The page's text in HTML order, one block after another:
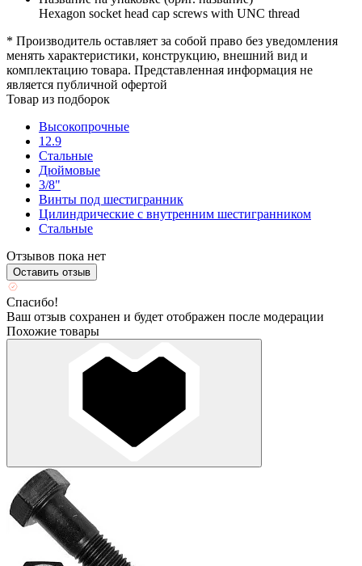
Hexagon socket head cap screws with UNC thread
* Производитель оставляет за собой право без уведомления
менять характеристики, конструкцию, внешний вид и
комплектацию товара. Представленная информация не
является публичной офертой
Товар из подборок
Высокопрочные
12.9
Стальные
Дюймовые
3/8"
Винты под шестигранник
Цилиндрические с внутренним шестигранником
Стальные
Отзывов пока нет
Оставить отзыв
Спасибо!
Ваш отзыв сохранен и будет отображен после модерации
Похожие товары